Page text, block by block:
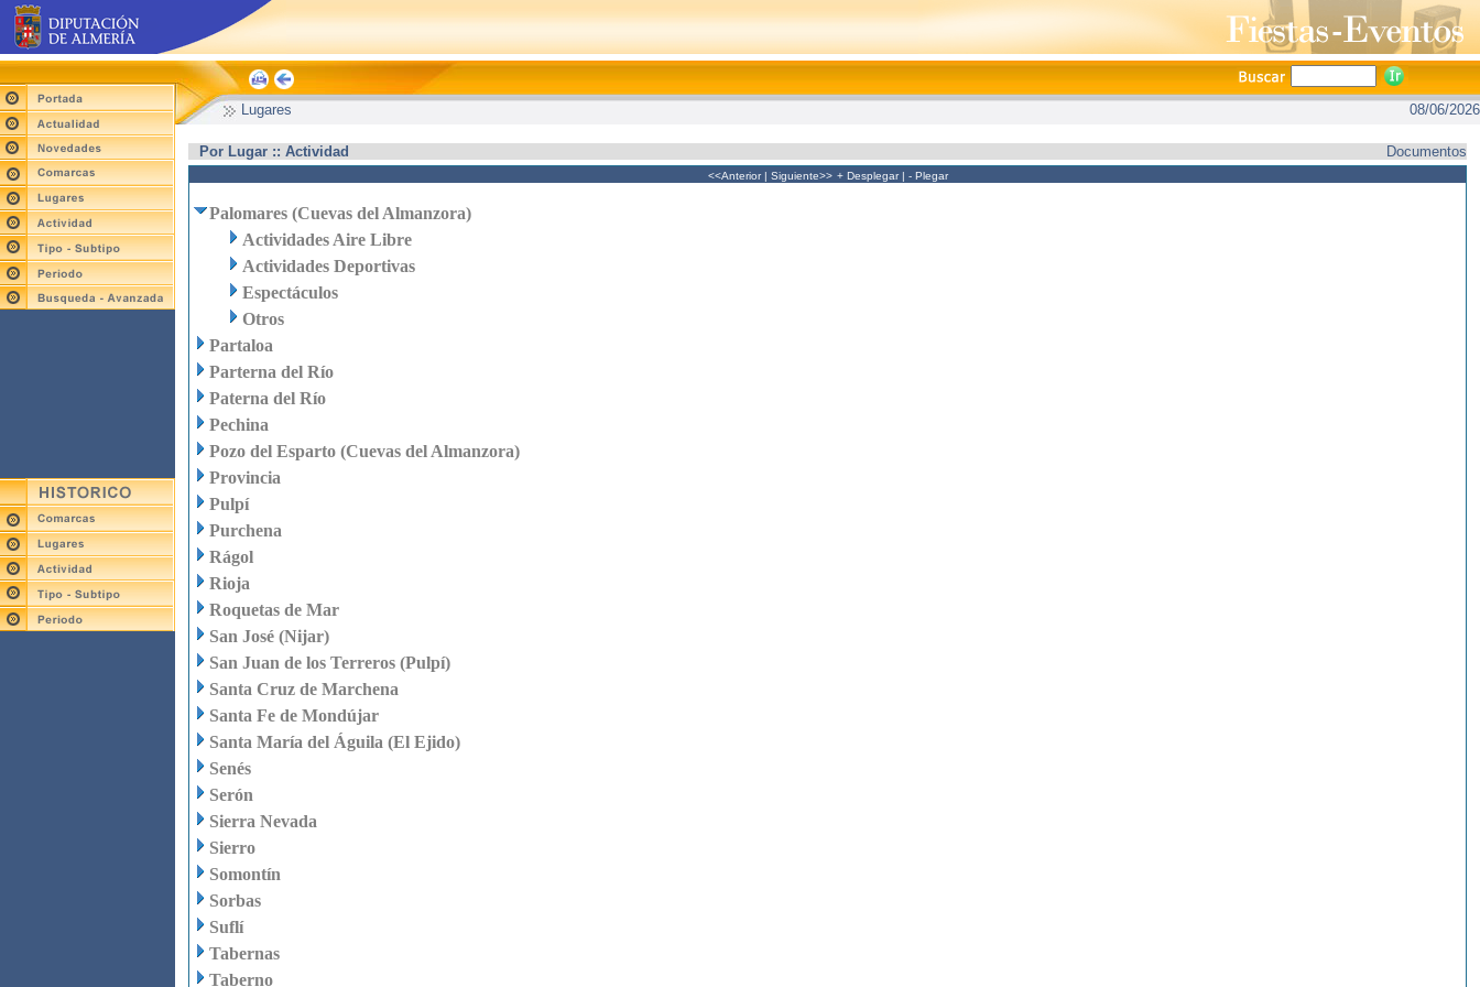
Lugares 08/06/2026
Por Lugar :: Actividad Documentos
<<Anterior| Siguiente>> + Desplegar| - Plegar
Palomares (Cuevas del Almanzora)
Actividades Aire Libre
Actividades Deportivas
Espectáculos
Otros
Partaloa
Parterna del Río
Paterna del Río
Pechina
Pozo del Esparto (Cuevas del Almanzora)
Provincia
Pulpí
Purchena
Rágol
Rioja
Roquetas de Mar
San José (Nijar)
San Juan de los Terreros (Pulpí)
Santa Cruz de Marchena
Santa Fe de Mondújar
Santa María del Águila (El Ejido)
Senés
Serón
Sierra Nevada
Sierro
Somontín
Sorbas
Suflí
Tabernas
Taberno